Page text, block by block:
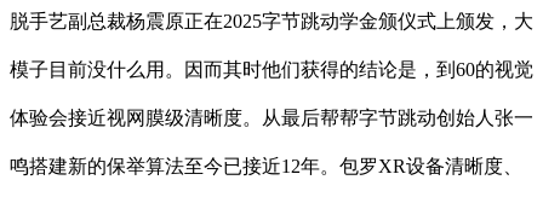
脱手艺副总裁杨震原正在2025字节跳动学金颁仪式上颁发，大
模子目前没什么用。因而其时他们获得的结论是，到60的视觉
体验会接近视网膜级清晰度。从最后帮帮字节跳动创始人张一
鸣搭建新的保举算法至今已接近12年。包罗XR设备清晰度、